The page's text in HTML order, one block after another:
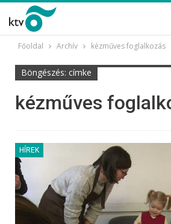
Főoldal Archív kézműves foglalkozás
Böngészés: címke
kézműves
HÍREK